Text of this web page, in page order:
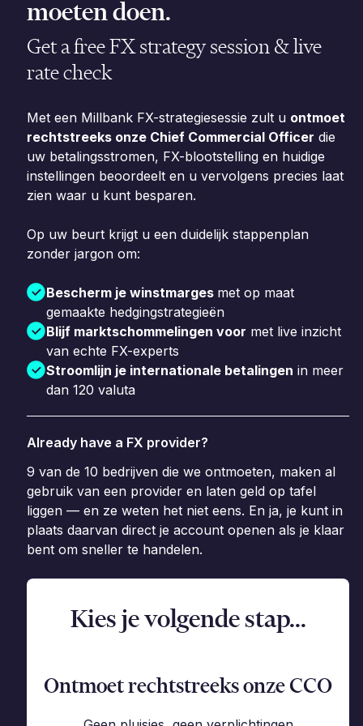
moeten doen.
Get a free FX strategy session & live
rate check
Met een Millbank FX-strategiesessie zult u ontmoet
rechtstreeks onze Chief Commercial Officer die
uw betalingsstromen, FX-blootstelling en huidige
instellingen beoordeelt en u vervolgens precies laat
zien waar u kunt besparen.
Op uw beurt krijgt u een duidelijk stappenplan
zonder jargon om:
Bescherm je winstmarges met op maat
gemaakte hedgingstrategieën
Blijf marktschommelingen voor met live inzicht
van echte FX-experts
Stroomlijn je internationale betalingen in meer
dan 120 valuta
Already have a FX provider?
9 van de 10 bedrijven die we ontmoeten, maken al
gebruik van een provider en laten geld op tafel
liggen — en ze weten het niet eens. En ja, je kunt in
plaats daarvan direct je account openen als je klaar
bent om sneller te handelen.
Kies je volgende stap...
Ontmoet rechtstreeks onze CCO